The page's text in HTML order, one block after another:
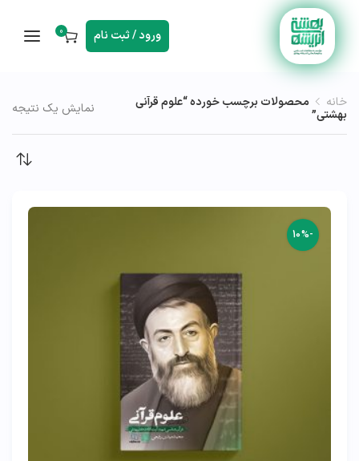
ورود / ثبت نام 0
خانه محصولات برچسب خورده “علوم قرآنی
بهشتی” نمایش یک نتیجه
-10%